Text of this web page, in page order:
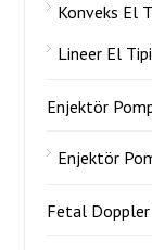
Konveks El
Lineer El
Enjektör
Enjektör
Fetal Doppler